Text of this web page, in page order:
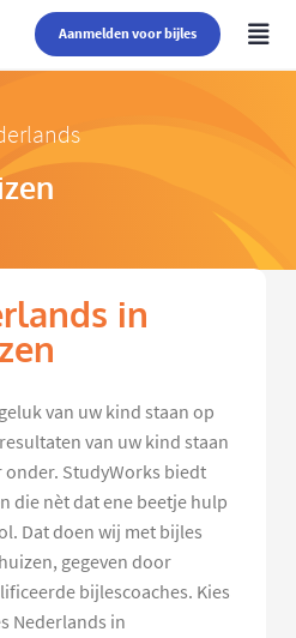
Aanmelden voor bijles
in
van uw kind staan op
van uw kind staan
StudyWorks biedt
die nèt dat ene beetje hulp
Dat doen wij met bijles
gegeven door
bijlescoaches. Kies
Nederlands in